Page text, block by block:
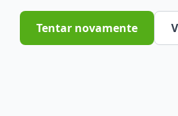
Tentar novamente